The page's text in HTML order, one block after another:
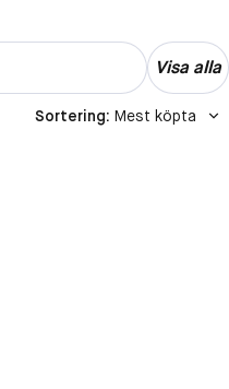
Visa alla
Sortering: Mest köpta